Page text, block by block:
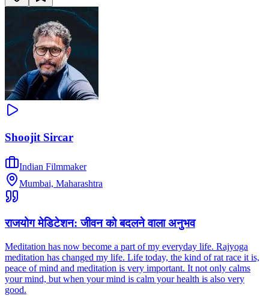
Shoojit Sircar
Indian Filmmaker
Mumbai, Maharashtra
राजयोग मेडिटेशन: जीवन को बदलने वाला अनुभव
Meditation has now become a part of my everyday life. Rajyoga
meditation has changed my life. Life today, the kind of rat race it is,
peace of mind and meditation is very important. It not only calms
your mind, but when your mind is calm your health is also very
good.